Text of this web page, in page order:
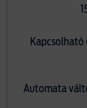
Automata